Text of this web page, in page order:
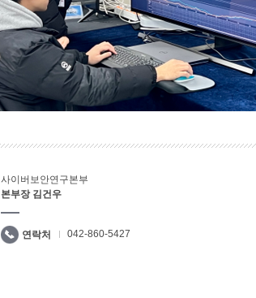
사이버보안연구본부
본부장 김건우
연락처 042-860-5427